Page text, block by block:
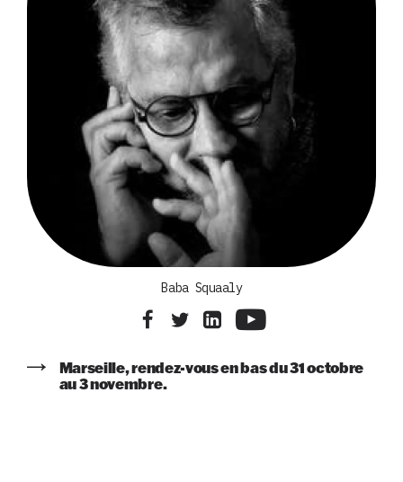
Baba Squaaly
Marseille, rendez-vous en bas du 31 octobre
au 3 novembre.